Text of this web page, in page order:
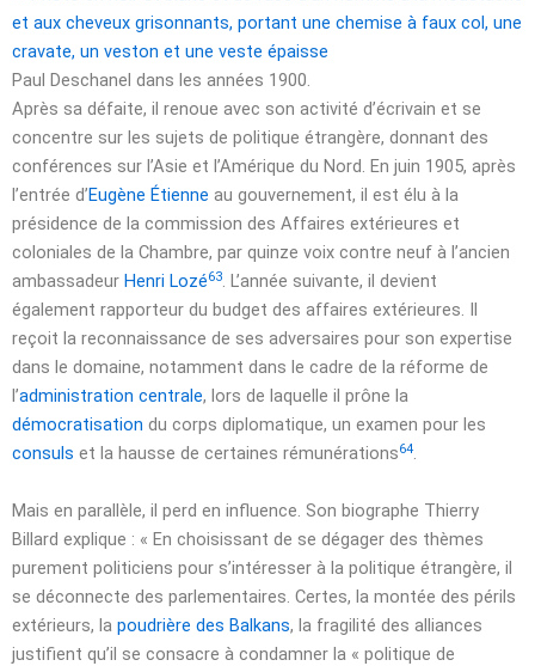
Paul Deschanel dans les années 1900.
Après sa défaite, il renoue avec son activité d’écrivain et se
concentre sur les sujets de politique étrangère, donnant des
conférences sur l’Asie et l’Amérique du Nord. En juin 1905, après
l’entrée d’Eugène Étienne au gouvernement, il est élu à la
présidence de la commission des Affaires extérieures et
coloniales de la Chambre, par quinze voix contre neuf à l’ancien
ambassadeur Henri Lozé63. L’année suivante, il devient
également rapporteur du budget des affaires extérieures. Il
reçoit la reconnaissance de ses adversaires pour son expertise
dans le domaine, notamment dans le cadre de la réforme de
l’administration centrale, lors de laquelle il prône la
démocratisation du corps diplomatique, un examen pour les
consuls et la hausse de certaines rémunérations64.
Mais en parallèle, il perd en influence. Son biographe Thierry
Billard explique : « En choisissant de se dégager des thèmes
purement politiciens pour s’intéresser à la politique étrangère, il
se déconnecte des parlementaires. Certes, la montée des périls
extérieurs, la poudrière des Balkans, la fragilité des alliances
justifient qu’il se consacre à condamner la « politique de